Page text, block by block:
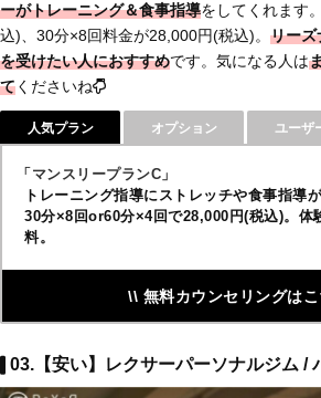
ーがトレーニング＆食事指導をしてくれます
込)、30分×8回料金が28,000円(税込)。 リーズ
を受けたい人におすすめです。気になる人は
てくださいね
人気プラン オプション ユーザ
「マンスリープランC」
トレーニング指導にストレッチや食事指導
30分×8回or60分×4回で28,000円(税込)。体
料。
\\ 無料カウンセリングは
03.【安い】レクサーパーソナルジム /